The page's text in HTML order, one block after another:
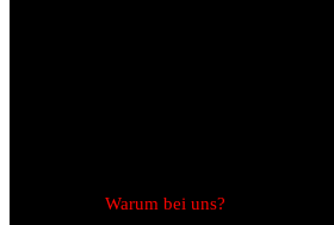
Warum bei uns?